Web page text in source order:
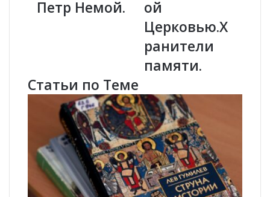
е
б
и
ч
о
Петр Немой.
ы
е
к
м
ы
о
б
р
а
т
и
ой
Церковью.Х
ранители
памяти.
Статьи по Теме